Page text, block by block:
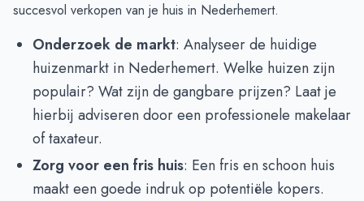
succesvol verkopen van je huis in Nederhemert.
Onderzoek de markt: Analyseer de huidige
huizenmarkt in Nederhemert. Welke huizen zijn
populair? Wat zijn de gangbare prijzen? Laat je
hierbij adviseren door een professionele makelaar
of taxateur.
Zorg voor een fris huis: Een fris en schoon huis
maakt een goede indruk op potentiële kopers.